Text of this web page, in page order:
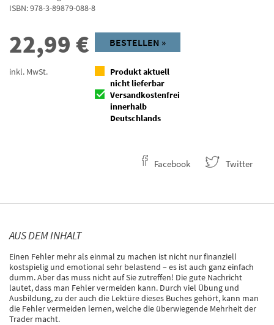
ISBN:978-3-89879-088-8
22,99 €
inkl. MwSt.
BESTELLEN »
Produkt aktuell
nicht lieferbar
Versandkostenfrei
innerhalb
Deutschlands
Facebook Twitter
AUS DEM INHALT
Einen Fehler mehr als einmal zu machen ist nicht nur finanziell
kostspielig und emotional sehr belastend – es ist auch ganz einfach
dumm. Aber das muss nicht auf Sie zutreffen! Die gute Nachricht
lautet, dass man Fehler vermeiden kann. Durch viel Übung und
Ausbildung, zu der auch die Lektüre dieses Buches gehört, kann man
die Fehler vermeiden lernen, welche die überwiegende Mehrheit der
Trader macht.